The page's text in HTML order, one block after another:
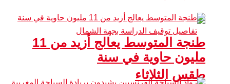
طقس الثلاثاء
طنجة المتوسط يعالج أزيد من 11
مليون حاوية في سنة